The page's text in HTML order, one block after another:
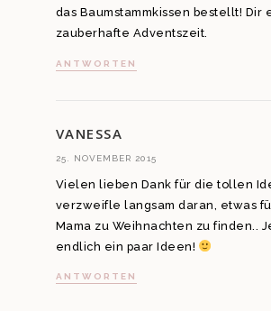
das Baumstammkissen bestellt! Dir
zauberhafte Adventszeit.
ANTWORTEN
VANESSA
25. NOVEMBER 2015
Vielen lieben Dank für die tollen
verzweifle langsam daran, etwas
Mama zu Weihnachten zu finden..
endlich ein paar Ideen!
ANTWORTEN